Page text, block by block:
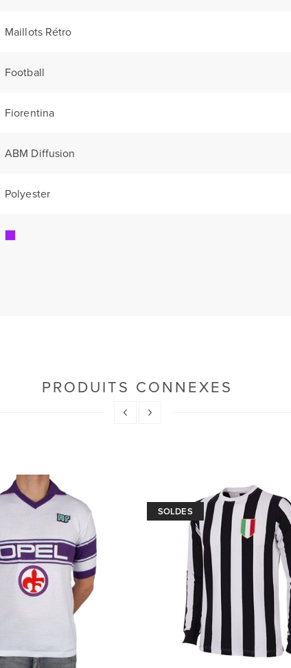
Maillots Rétro
Football
Fiorentina
ABM Diffusion
Polyester
PRODUITS CONNEXES
SOLDES